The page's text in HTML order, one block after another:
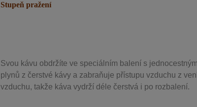
Stupeň pražení
Svou kávu obdržíte ve speciálním balení s
plynů z čerstvé kávy a zabraňuje přístupu vzduchu z
vzduchu, takže káva vydrží déle čerstvá i po rozbalení.